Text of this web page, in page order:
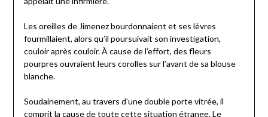
Les oreilles de Jimenez bourdonnaient et ses lèvres
fourmillaient, alors qu’il poursuivait son investigation,
couloir après couloir. À cause de l’effort, des fleurs
pourpres ouvraient leurs corolles sur l’avant de sa blouse
blanche.
Soudainement, au travers d’une double porte vitrée, il
comprit la cause de toute cette situation étrange. Le